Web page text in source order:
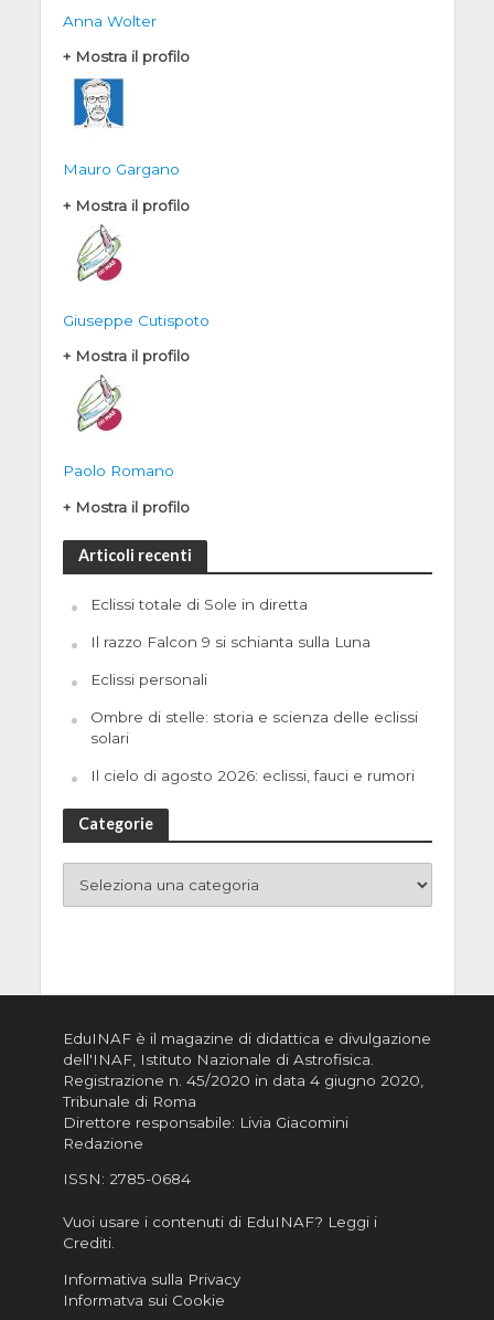
Anna Wolter
+ Mostra il profilo
Mauro Gargano
+ Mostra il profilo
Giuseppe Cutispoto
+ Mostra il profilo
Paolo Romano
+ Mostra il profilo
Articoli recenti
Eclissi totale di Sole in diretta
Il razzo Falcon 9 si schianta sulla Luna
Eclissi personali
Ombre di stelle: storia e scienza delle eclissi
solari
Il cielo di agosto 2026: eclissi, fauci e rumori
Categorie
EduINAF è il magazine di didattica e divulgazione
dell'INAF, Istituto Nazionale di Astrofisica
Registrazione n. 45/2020 in data 4 giugno 2020,
Tribunale di Roma
Direttore responsabile: Livia Giacomini
Redazione
ISSN: 2785-0684
Vuoi usare i contenuti di EduINAF? Leggi i
Crediti.
Informativa sulla Privacy
Informatva sui Cookie